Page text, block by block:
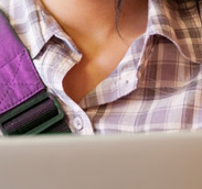
día más exigente.
Registrate como Estudiante